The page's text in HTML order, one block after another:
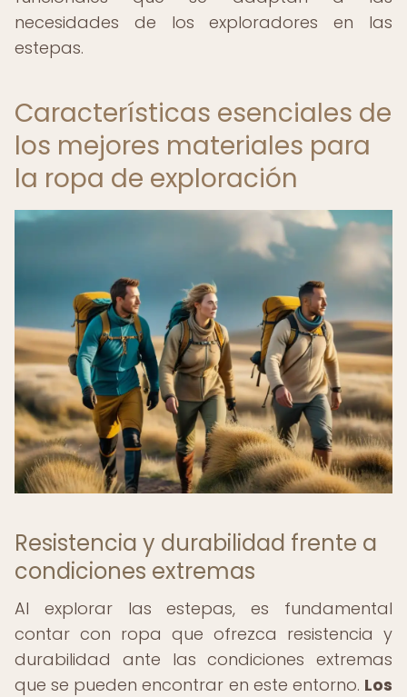
necesidades de los exploradores en las
estepas.
Características esenciales de
los mejores materiales para
la ropa de exploración
Resistencia y durabilidad frente a
condiciones extremas
Al explorar las estepas, es fundamental
contar con ropa que ofrezca resistencia y
durabilidad ante las condiciones extremas
que se pueden encontrar en este entorno. Los